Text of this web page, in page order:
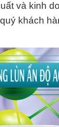
và kinh
khách